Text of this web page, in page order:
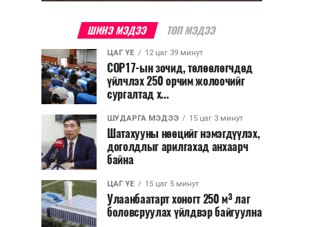
ШИНЭ МЭДЭЭ ТОП МЭДЭЭ
ЦАГ ҮЕ 12 цаг 39 минут
COP17-ын зочид, төлөөлөгчдөд
үйлчлэх 250 орчим жолоочийг
сургалтад х...
ШУДАРГА МЭДЭЭ 15 цаг 3 минут
Шатахууны нөөцийг нэмэгдүүлэх,
доголдлыг арилгахад анхаарч
байна
ЦАГ ҮЕ 15 цаг 5 минут
Улаанбаатарт хоногт 250 м³ лаг
боловсруулах үйлдвэр байгуулна